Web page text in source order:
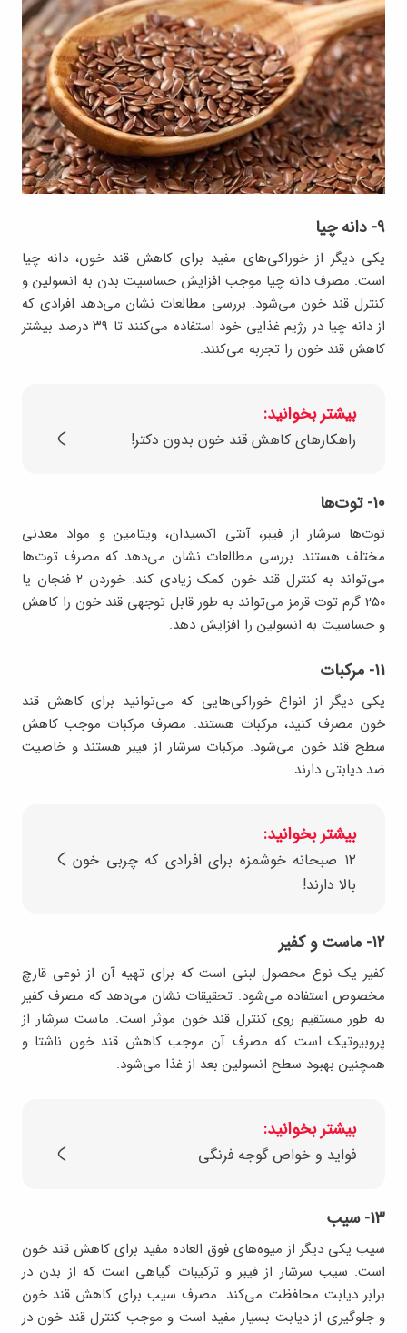
۹- دانه چیا
یکی دیگر از خوراکی‌های مفید برای کاهش قند خون، دانه چیا
است. مصرف دانه چیا موجب افزایش حساسیت بدن به انسولین و
کنترل قند خون می‌شود. بررسی مطالعات نشان می‌دهد افرادی که
از دانه چیا در رژیم غذایی خود استفاده می‌کنند تا ۳۹ درصد بیشتر
کاهش قند خون را تجربه می‌کنند.
بیشتر بخوانید:
راهکارهای کاهش قند خون بدون دکتر!
۱۰- توت‌ها
توت‌ها سرشار از فیبر، آنتی اکسیدان، ویتامین و مواد معدنی
مختلف هستند. بررسی مطالعات نشان می‌دهد که مصرف توت‌ها
می‌تواند به کنترل قند خون کمک زیادی کند. خوردن ۲ فنجان یا
۲۵۰ گرم توت قرمز می‌تواند به طور قابل توجهی قند خون را کاهش
و حساسیت به انسولین را افزایش دهد.
۱۱- مرکبات
یکی دیگر از انواع خوراکی‌هایی که می‌توانید برای کاهش قند
خون مصرف کنید، مرکبات هستند. مصرف مرکبات موجب کاهش
سطح قند خون می‌شود. مرکبات سرشار از فیبر هستند و خاصیت
ضد دیابتی دارند.
بیشتر بخوانید:
۱۲ صبحانه خوشمزه برای افرادی که چربی خون
بالا دارند!
۱۲- ماست و کفیر
کفیر یک نوع محصول لبنی است که برای تهیه آن از نوعی قارچ
مخصوص استفاده می‌شود. تحقیقات نشان می‌دهد که مصرف کفیر
به طور مستقیم روی کنترل قند خون موثر است. ماست سرشار از
پروبیوتیک است که مصرف آن موجب کاهش قند خون ناشتا و
همچنین بهبود سطح انسولین بعد از غذا می‌شود.
بیشتر بخوانید:
فواید و خواص گوجه فرنگی
۱۳- سیب
سیب یکی دیگر از میوه‌های فوق العاده مفید برای کاهش قند خون
است. سیب سرشار از فیبر و ترکیبات گیاهی است که از بدن در
برابر دیابت محافظت می‌کند. مصرف سیب برای کاهش قند خون
و جلوگیری از دیابت بسیار مفید است و موجب کنترل قند خون در